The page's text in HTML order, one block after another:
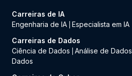
Carreiras de IA
Engenharia de IA Especialista em IA
Carreiras de Dados
Ciência de Dados
Análise de Dados
Dados